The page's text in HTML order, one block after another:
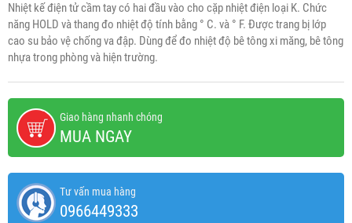
Nhiệt kế điện tử cầm tay có hai đầu vào cho cặp nhiệt điện loại K. Chức
năng HOLD và thang đo nhiệt độ tính bằng ° C. và ° F. Được trang bị lớp
cao su bảo vệ chống va đập. Dùng để đo nhiệt độ bê tông xi măng, bê tông
nhựa trong phòng và hiện trường.
Giao hàng nhanh chóng
MUA NGAY
Tư vấn mua hàng
0966449333